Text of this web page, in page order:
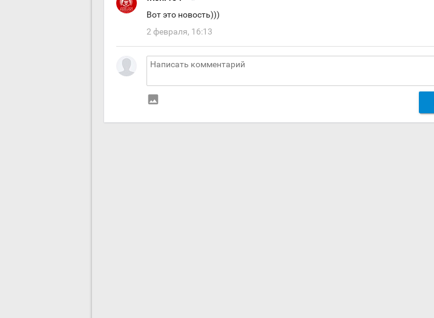
Вот это новость)))
2 февраля, 16:13
insert_photo